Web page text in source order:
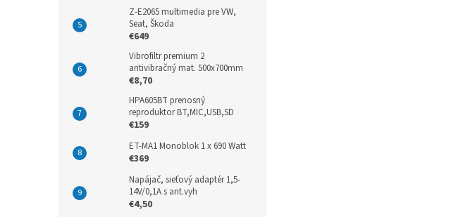
Z-E2065 multimedia pre VW,
Seat, Škoda
€649
Vibrofiltr premium 2
antivibračný mat. 500x700mm
€8,70
HPA605BT prenosný
reproduktor BT,MIC,USB,SD
€159
ET-MA1 Monoblok 1 x 690 Watt
€369
Napájač, sieťový adaptér 1,5-
14V/0,1A s ant.vyh
€4,50